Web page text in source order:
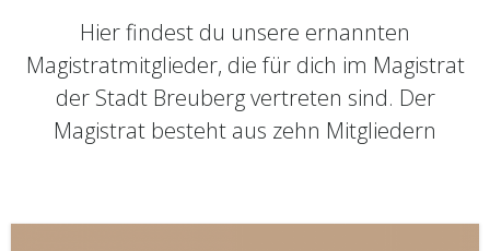
Hier findest du unsere ernannten
Magistratmitglieder, die für dich im Magistrat
der Stadt Breuberg vertreten sind. Der
Magistrat besteht aus zehn Mitgliedern